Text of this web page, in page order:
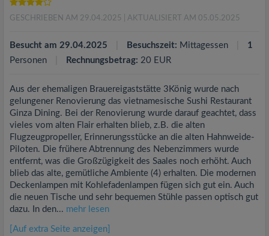
GESCHRIEBEN AM 29.04.2025 | AKTUALISIERT AM 05.05.2025
Besucht am 29.04.2025 Besuchszeit: Mittagessen
1
Personen
Rechnungsbetrag: 20 EUR
Aus der ehemaligen Brauereigaststätte 3König wurde nach
gelungener Renovierung das vietnamesische Sushi Restaurant
Ginza Dining. Bei der Renovierung wurde darauf geachtet, dass
vieles vom alten Flair erhalten blieb, z.B. die alten
Flugzeugpropeller, Erinnerungsstücke an die alten Hahnweide-
Piloten. Die frühere Abtrennung des Nebenzimmers wurde
entfernt, was die Großzügigkeit des Saales noch erhöht. Auch
blieb das alte, gemütliche Ambiente (4) erhalten. Die modernen
Deckenlampen mit Kohlefadenlampen fügen sich gut ein. Auch
die neuen Tische und sehr bequemen Stühle passen optisch gut
dazu. In den... mehr lesen
[Auf extra Seite anzeigen]